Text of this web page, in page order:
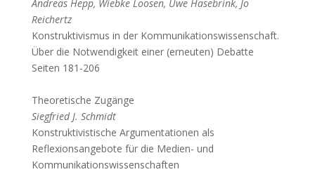
Andreas Hepp, Wiebke Loosen, Uwe Hasebrink, Jo
Reichertz
Konstruktivismus in der Kommunikationswissenschaft.
Über die Notwendigkeit einer (erneuten) Debatte
Seiten 181-206
Theoretische Zugänge
Siegfried J. Schmidt
Konstruktivistische Argumentationen als
Reflexionsangebote für die Medien- und
Kommunikationswissenschaften